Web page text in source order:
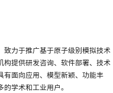
致力于推广基于原子级别模拟技术
构提供研发咨询、软件部署、技术
有面向应用、模型新颖、功能丰
学术和工业用户。